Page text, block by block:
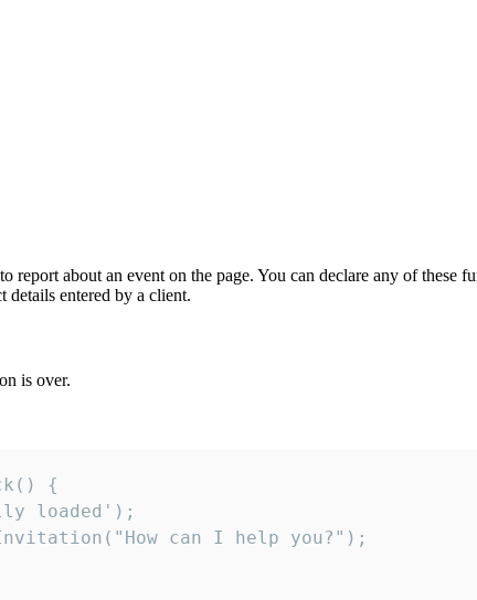
report about an event on the page. You can declare any of
details entered by a client.
is over.
{
loaded');
can I help you?");